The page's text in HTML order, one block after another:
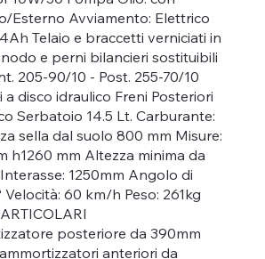
Esterno Avviamento: Elettrico
Telaio e braccetti verniciati in
e perni bilancieri sostituibili
205-90/10 - Post. 255-70/10
disco idraulico Freni Posteriori
Serbatoio 14.5 Lt. Carburante:
sella dal suolo 800 mm Misure:
h1260 mm Altezza minima da
1250mm Angolo di
60 km/h Peso: 261kg
posteriore da 390mm
anteriori da